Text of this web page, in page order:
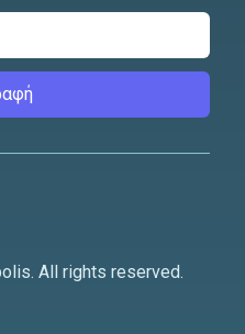
All rights reserved.